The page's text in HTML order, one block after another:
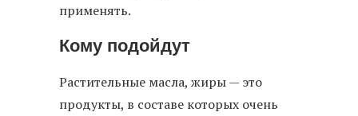
применять.
Кому подойдут
Растительные масла, жиры — это
продукты, в составе которых очень